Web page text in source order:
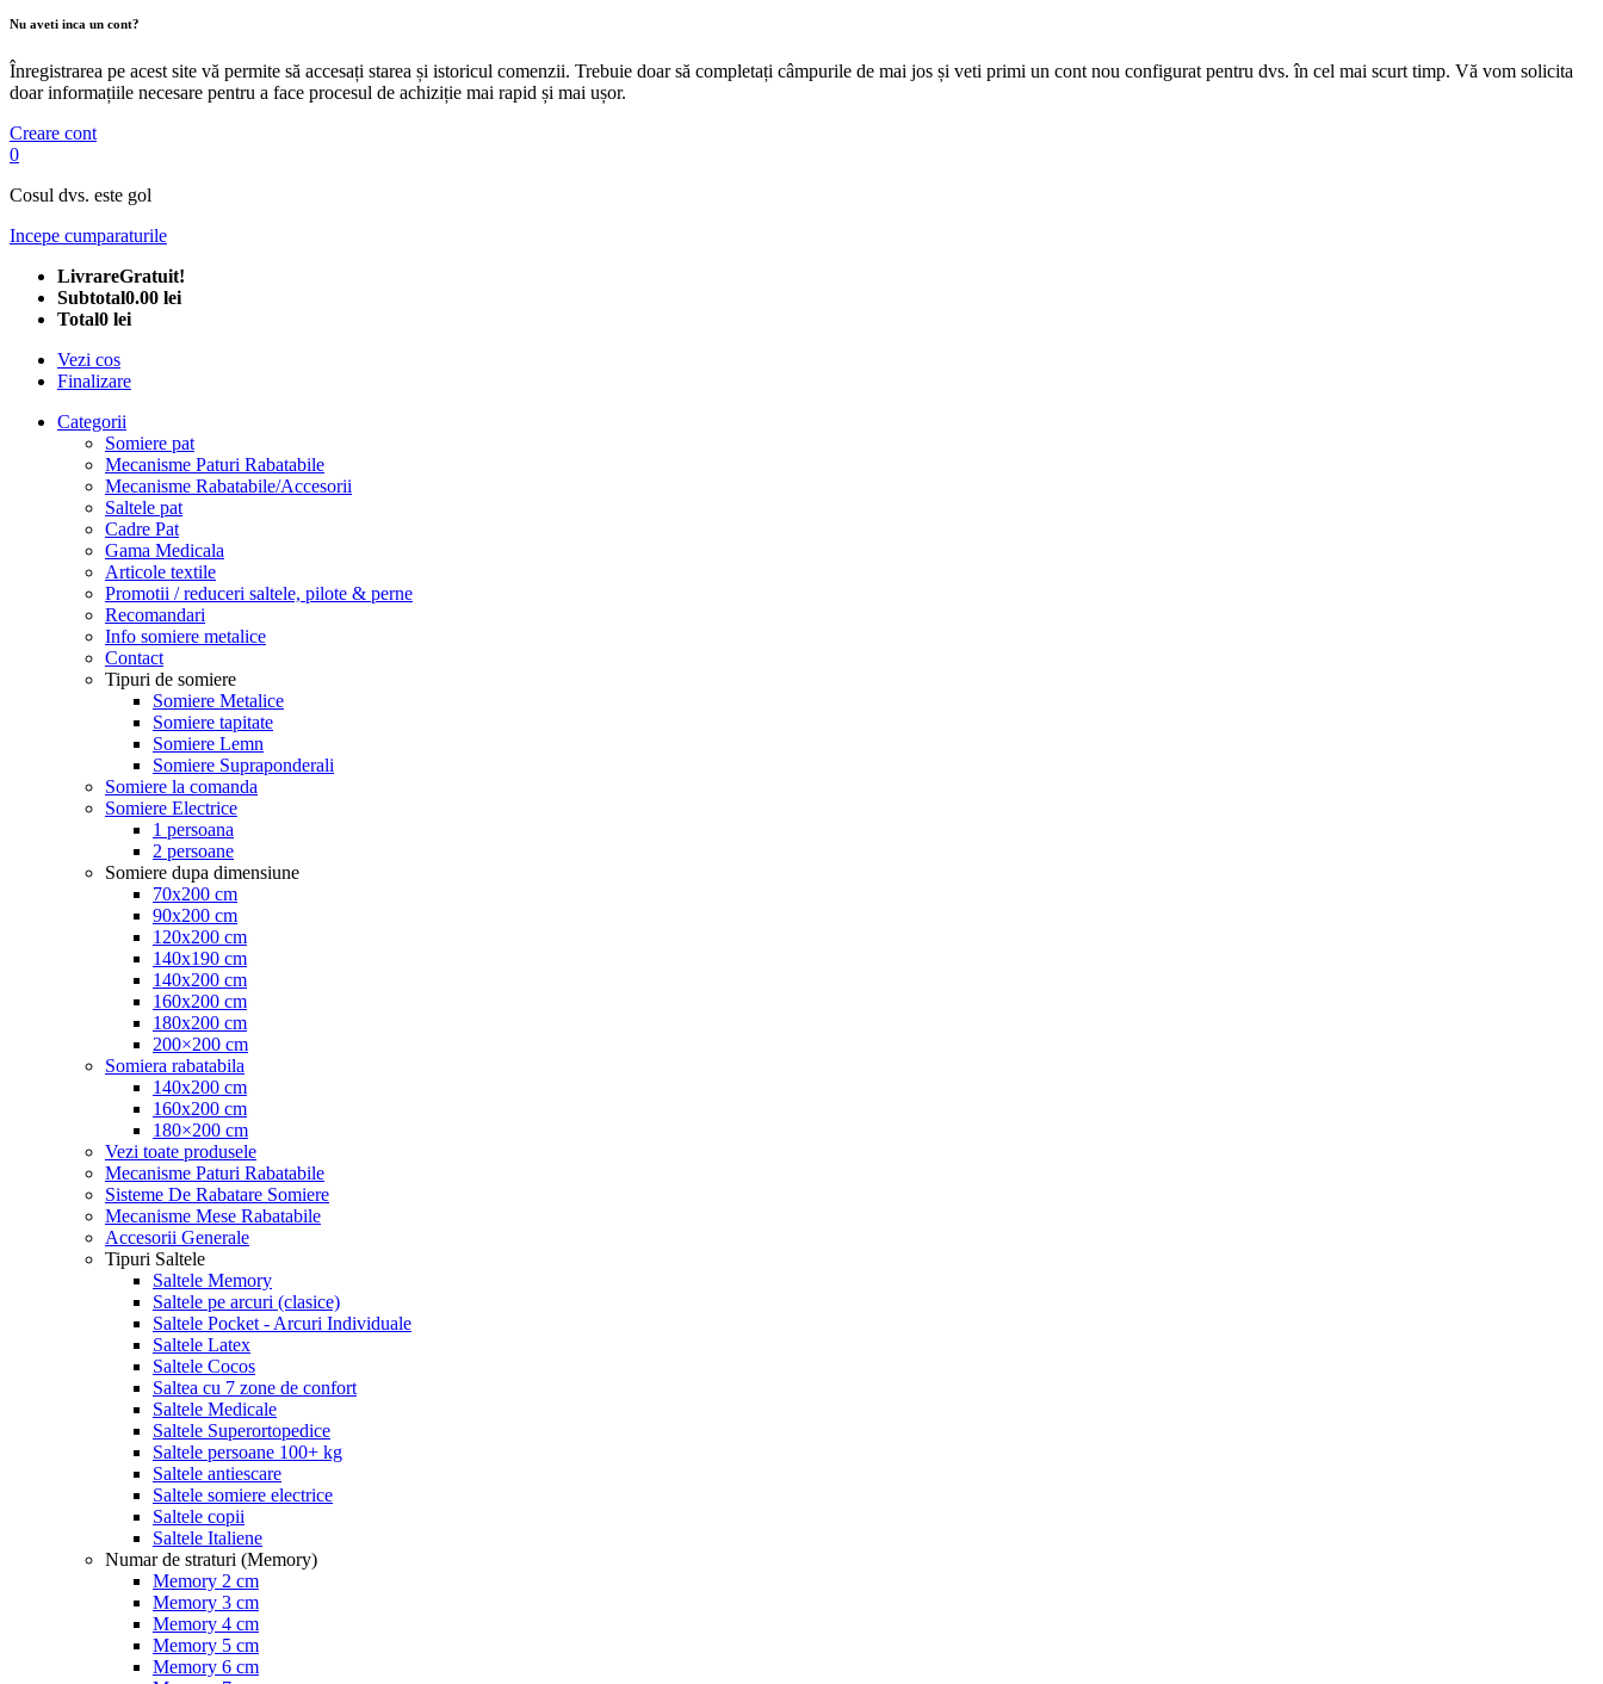
Nu aveti inca un cont?
Înregistrarea pe acest site vă permite să accesați starea și istoricul comenzii. Trebuie doar să completați câmpurile de mai jos și veti primi un cont nou configurat pentru dvs. în cel mai scurt timp. Vă vom solicita
doar informațiile necesare pentru a face procesul de achiziție mai rapid și mai ușor.
Creare cont
0
Cosul dvs. este gol
Incepe cumparaturile
LivrareGratuit!
Subtotal0.00 lei
Total0 lei
Vezi cos
Finalizare
Categorii
Somiere pat
Mecanisme Paturi Rabatabile
Mecanisme Rabatabile/Accesorii
Saltele pat
Cadre Pat
Gama Medicala
Articole textile
Promotii / reduceri saltele, pilote & perne
Recomandari
Info somiere metalice
Contact
Tipuri de somiere
Somiere Metalice
Somiere tapitate
Somiere Lemn
Somiere Supraponderali
Somiere la comanda
Somiere Electrice
1 persoana
2 persoane
Somiere dupa dimensiune
70x200 cm
90x200 cm
120x200 cm
140x190 cm
140x200 cm
160x200 cm
180x200 cm
200×200 cm
Somiera rabatabila
140x200 cm
160x200 cm
180×200 cm
Vezi toate produsele
Mecanisme Paturi Rabatabile
Sisteme De Rabatare Somiere
Mecanisme Mese Rabatabile
Accesorii Generale
Tipuri Saltele
Saltele Memory
Saltele pe arcuri (clasice)
Saltele Pocket - Arcuri Individuale
Saltele Latex
Saltele Cocos
Saltea cu 7 zone de confort
Saltele Medicale
Saltele Superortopedice
Saltele persoane 100+ kg
Saltele antiescare
Saltele somiere electrice
Saltele copii
Saltele Italiene
Numar de straturi (Memory)
Memory 2 cm
Memory 3 cm
Memory 4 cm
Memory 5 cm
Memory 6 cm